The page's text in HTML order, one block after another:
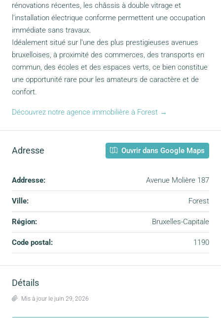
rénovations récentes, les châssis à double vitrage et
l’installation électrique conforme permettent une occupation
immédiate sans travaux.
Idéalement situé sur l’une des plus prestigieuses avenues
bruxelloises, à proximité des commerces, des transports en
commun, des écoles et des espaces verts, ce bien constitue
une opportunité rare pour les amateurs de caractère et de
confort.
Découvrez notre agence immobilière à Forest →
Adresse Ouvrir dans Google Maps
Addresse: Avenue Molière 187
Ville: Forest
Région: Bruxelles-Capitale
Code postal: 1190
Détails
Mis à jour le juin 29, 2026